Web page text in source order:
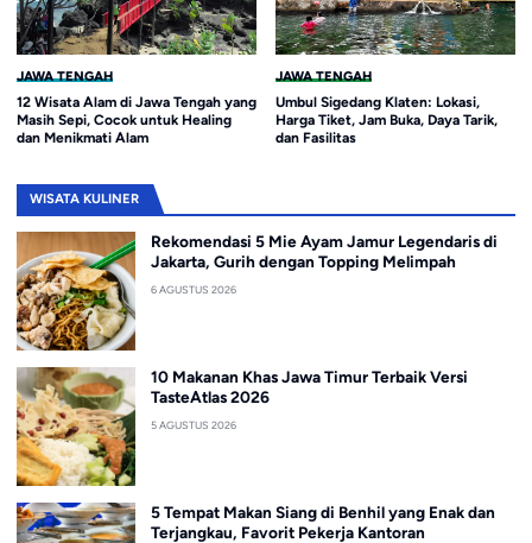
JAWA TENGAH
12 Wisata Alam di Jawa Tengah yang
Masih Sepi, Cocok untuk Healing
dan Menikmati Alam
JAWA TENGAH
Umbul Sigedang Klaten: Lokasi,
Harga Tiket, Jam Buka, Daya Tarik,
dan Fasilitas
WISATA KULINER
Rekomendasi 5 Mie Ayam Jamur Legendaris di
Jakarta, Gurih dengan Topping Melimpah
6 AGUSTUS 2026
10 Makanan Khas Jawa Timur Terbaik Versi
TasteAtlas 2026
5 AGUSTUS 2026
5 Tempat Makan Siang di Benhil yang Enak dan
Terjangkau, Favorit Pekerja Kantoran